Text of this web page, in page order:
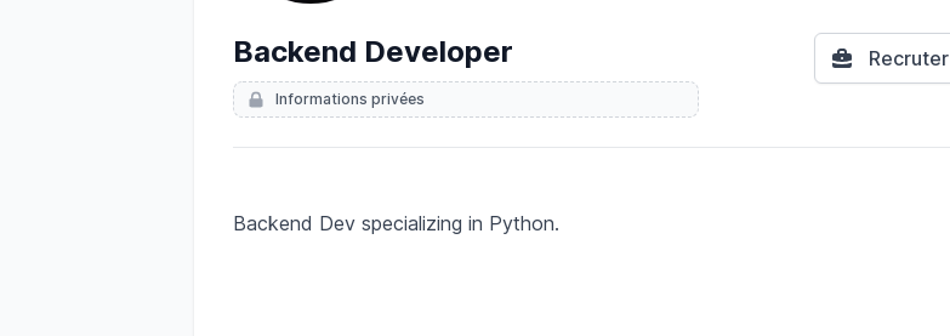
Backend Developer
Informations privées
Recruter
Description
Backend Dev specializing in Python.